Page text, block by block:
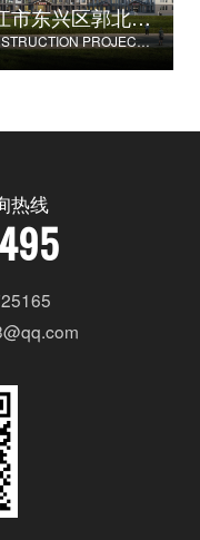
内江市东兴区郭北养老服务中心建设项目
CONSTRUCTION PROJECT OF GUOBEI ELDERLY SERVICE CENTER IN DONGXING DISTRICT, NEIJIANG CITY
热线